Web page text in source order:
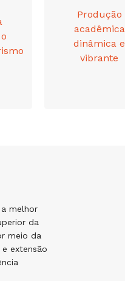
Produção
acadêmica
dinâmica e
vibrante
melhor
da
meio da
extensão